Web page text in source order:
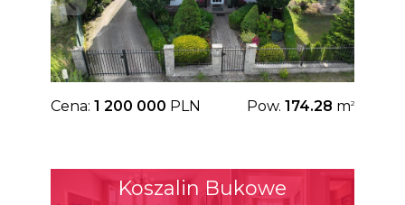
Cena: 1 200 000 PLN Pow. 174.28 m2
Koszalin Bukowe